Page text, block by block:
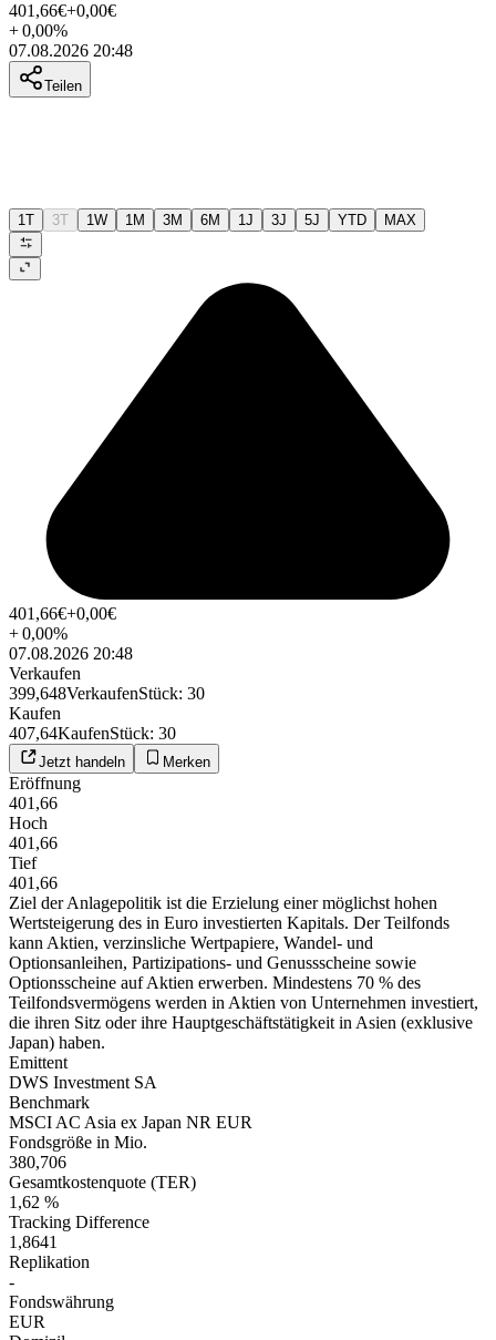
401,66€+0,00€
+0,00%
07.08.2026 20:48
Teilen
1T 3T 1W 1M 3M 6M 1J 3J 5J YTD MAX
401,66€+0,00€
+0,00%
07.08.2026 20:48
Verkaufen
399,648VerkaufenStück: 30
Kaufen
407,64KaufenStück: 30
Jetzt handeln Merken
Eröffnung
401,66
Hoch
401,66
Tief
401,66
Ziel der Anlagepolitik ist die Erzielung einer möglichst hohen
Wertsteigerung des in Euro investierten Kapitals. Der Teilfonds
kann Aktien, verzinsliche Wertpapiere, Wandel- und
Optionsanleihen, Partizipations- und Genussscheine sowie
Optionsscheine auf Aktien erwerben. Mindestens 70 % des
Teilfondsvermögens werden in Aktien von Unternehmen investiert,
die ihren Sitz oder ihre Hauptgeschäftstätigkeit in Asien (exklusive
Japan) haben.
Emittent
DWS Investment SA
Benchmark
MSCI AC Asia ex Japan NR EUR
Fondsgröße in Mio.
380,706
Gesamtkostenquote (TER)
1,62 %
Tracking Difference
1,8641
Replikation
-
Fondswährung
EUR